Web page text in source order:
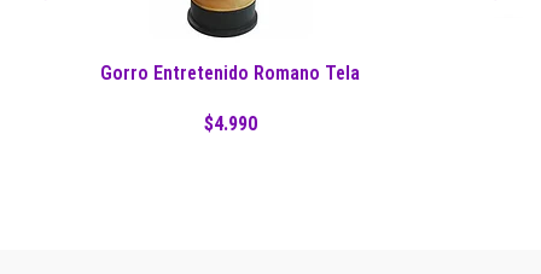
Gorro Entretenido Romano Tela
$4.990